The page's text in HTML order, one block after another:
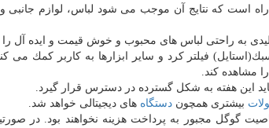
است كه نتایج آن موجب می شود لباس، لوازم
به راحتی لباس های محبوب و خوش قیمت و ایده آل را
فیلتر كرد و سایر ابزارها به كاربر كمك
مشاهده كند.
این هفته به شكل گسترده در دسترس قرار گیرد.
بیشتری همچون دستگاه های دیجیتالی خواهد شد.
مجبور به پرداخت هزینه نخواهند بود. در صورتیكه